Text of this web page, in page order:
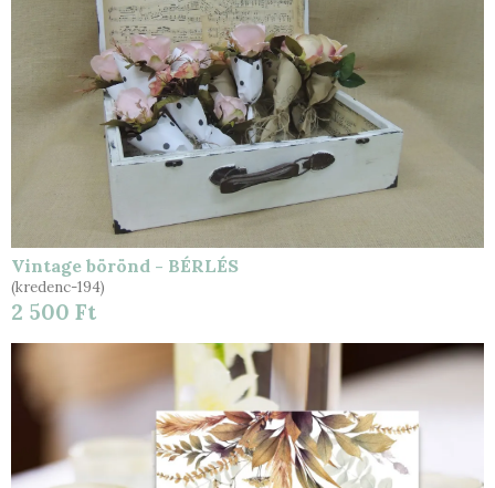
Vintage börönd - BÉRLÉS
(kredenc-194)
2 500 Ft